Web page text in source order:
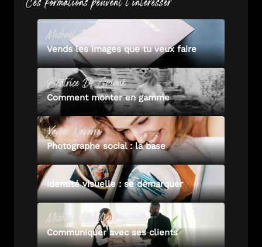
MichaelFerire
Vends les images que tu veux faire
BéatriceDe Guigné
Comment monter en gamme
XavierNavarro
Photographe social : la base
Identité visuelle : se démarquer
Michaël Devilliers
Communiquer avec ses clients